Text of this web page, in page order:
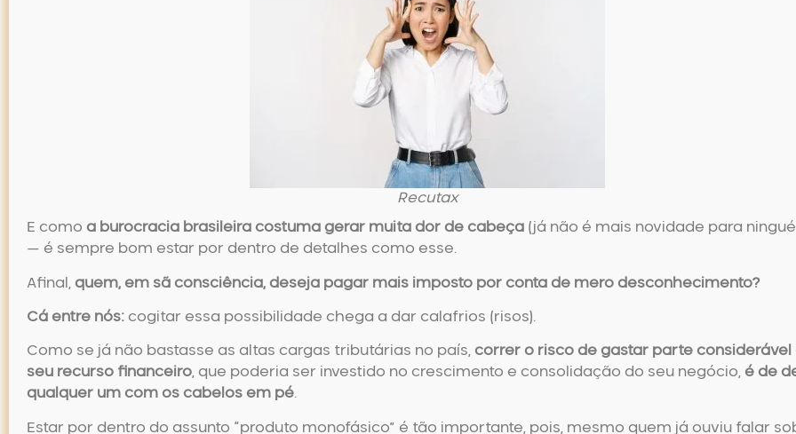
Recutax
E como a burocracia brasileira costuma gerar muita dor de cabeça (já não é mais novidade para
— é sempre bom estar por dentro de detalhes como esse.
Afinal, quem, em sã consciência, deseja pagar mais imposto por conta de mero desconhecimento?
Cá entre nós: cogitar essa possibilidade chega a dar calafrios (risos).
Como se já não bastasse as altas cargas tributárias no país, correr o risco de gastar parte considerável
seu recurso financeiro, que poderia ser investido no crescimento e consolidação do seu negócio, é de
qualquer um com os cabelos em pé.
Estar por dentro do assunto “produto monofásico” é tão importante, pois, mesmo quem já ouviu falar